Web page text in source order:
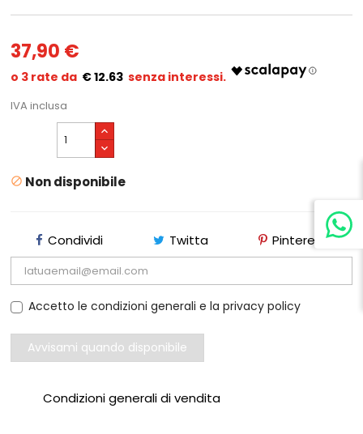
37,90 €
€ 12.63
IVA inclusa
 Non disponibile
Condividi Twitta Pinterest
Accetto le condizioni generali e la privacy policy
Avvisami quando disponibile
Condizioni generali di vendita